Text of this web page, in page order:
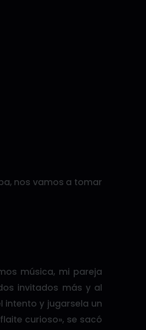
nos vamos a tomar
música, mi pareja
invitados más y al
intento y jugarsela un
curioso», se sacó